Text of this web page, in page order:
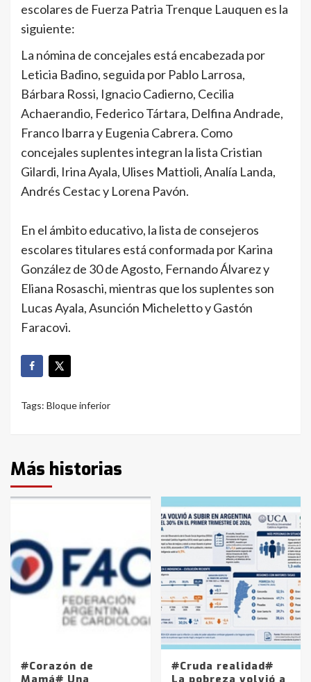
escolares de Fuerza Patria Trenque Lauquen es la
siguiente:
La nómina de concejales está encabezada por
Leticia Badino, seguida por Pablo Larrosa,
Bárbara Rossi, Ignacio Cadierno, Cecilia
Achaerandio, Federico Tártara, Delfina Andrade,
Franco Ibarra y Eugenia Cabrera. Como
concejales suplentes integran la lista Cristian
Gilardi, Irina Ayala, Ulises Mattioli, Analía Landa,
Andrés Cestac y Lorena Pavón.
En el ámbito educativo, la lista de consejeros
escolares titulares está conformada por Karina
González de 30 de Agosto, Fernando Álvarez y
Eliana Rosaschi, mientras que los suplentes son
Lucas Ayala, Asunción Micheletto y Gastón
Faracovi.
Tags: Bloque inferior
Más historias
#Corazón de
#Cruda realidad#